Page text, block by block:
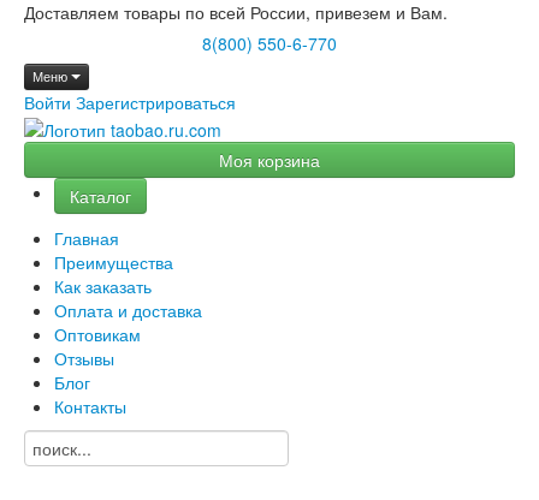
Доставляем товары по всей России, привезем и Вам.
8(800) 550-6-770
Меню
Войти Зарегистрироваться
Моя корзина
Каталог
Главная
Преимущества
Как заказать
Оплата и доставка
Оптовикам
Отзывы
Блог
Контакты